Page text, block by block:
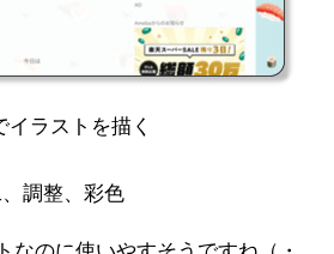
ラストを描く
調整、彩色